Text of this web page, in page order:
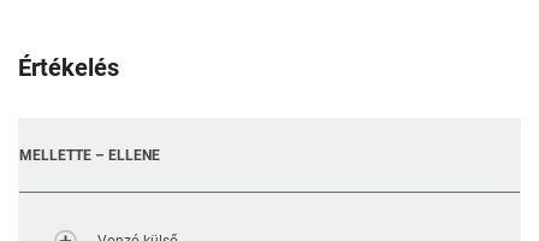
Értékelés
MELLETTE – ELLENE